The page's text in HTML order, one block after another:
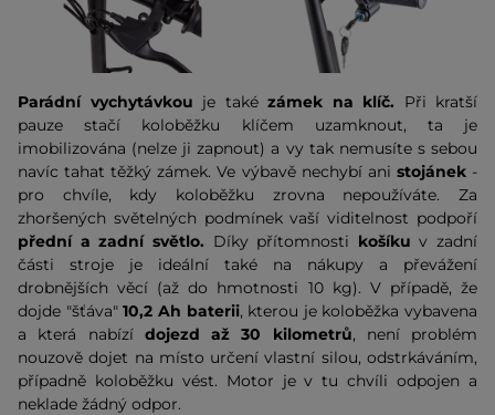
Parádní vychytávkou je také zámek na klíč. Při kratší
pauze stačí koloběžku klíčem uzamknout, ta je
imobilizována (nelze ji zapnout) a vy tak nemusíte s sebou
navíc tahat těžký zámek. Ve výbavě nechybí ani stojánek -
pro chvíle, kdy koloběžku zrovna nepoužíváte. Za
zhoršených světelných podmínek vaší viditelnost podpoří
přední a zadní světlo. Díky přítomnosti košíkuv zadní
části stroje je ideální také na nákupy a převážení
drobnějších věcí (až do hmotnosti 10 kg). V případě, že
dojde "šťáva"10,2 Ah baterii, kterou je koloběžka vybavena
a která nabízí dojezd až 30 kilometrů, není problém
nouzově dojet na místo určení vlastní silou, odstrkáváním,
případně koloběžku vést. Motor je v tu chvíli odpojen a
neklade žádný odpor.